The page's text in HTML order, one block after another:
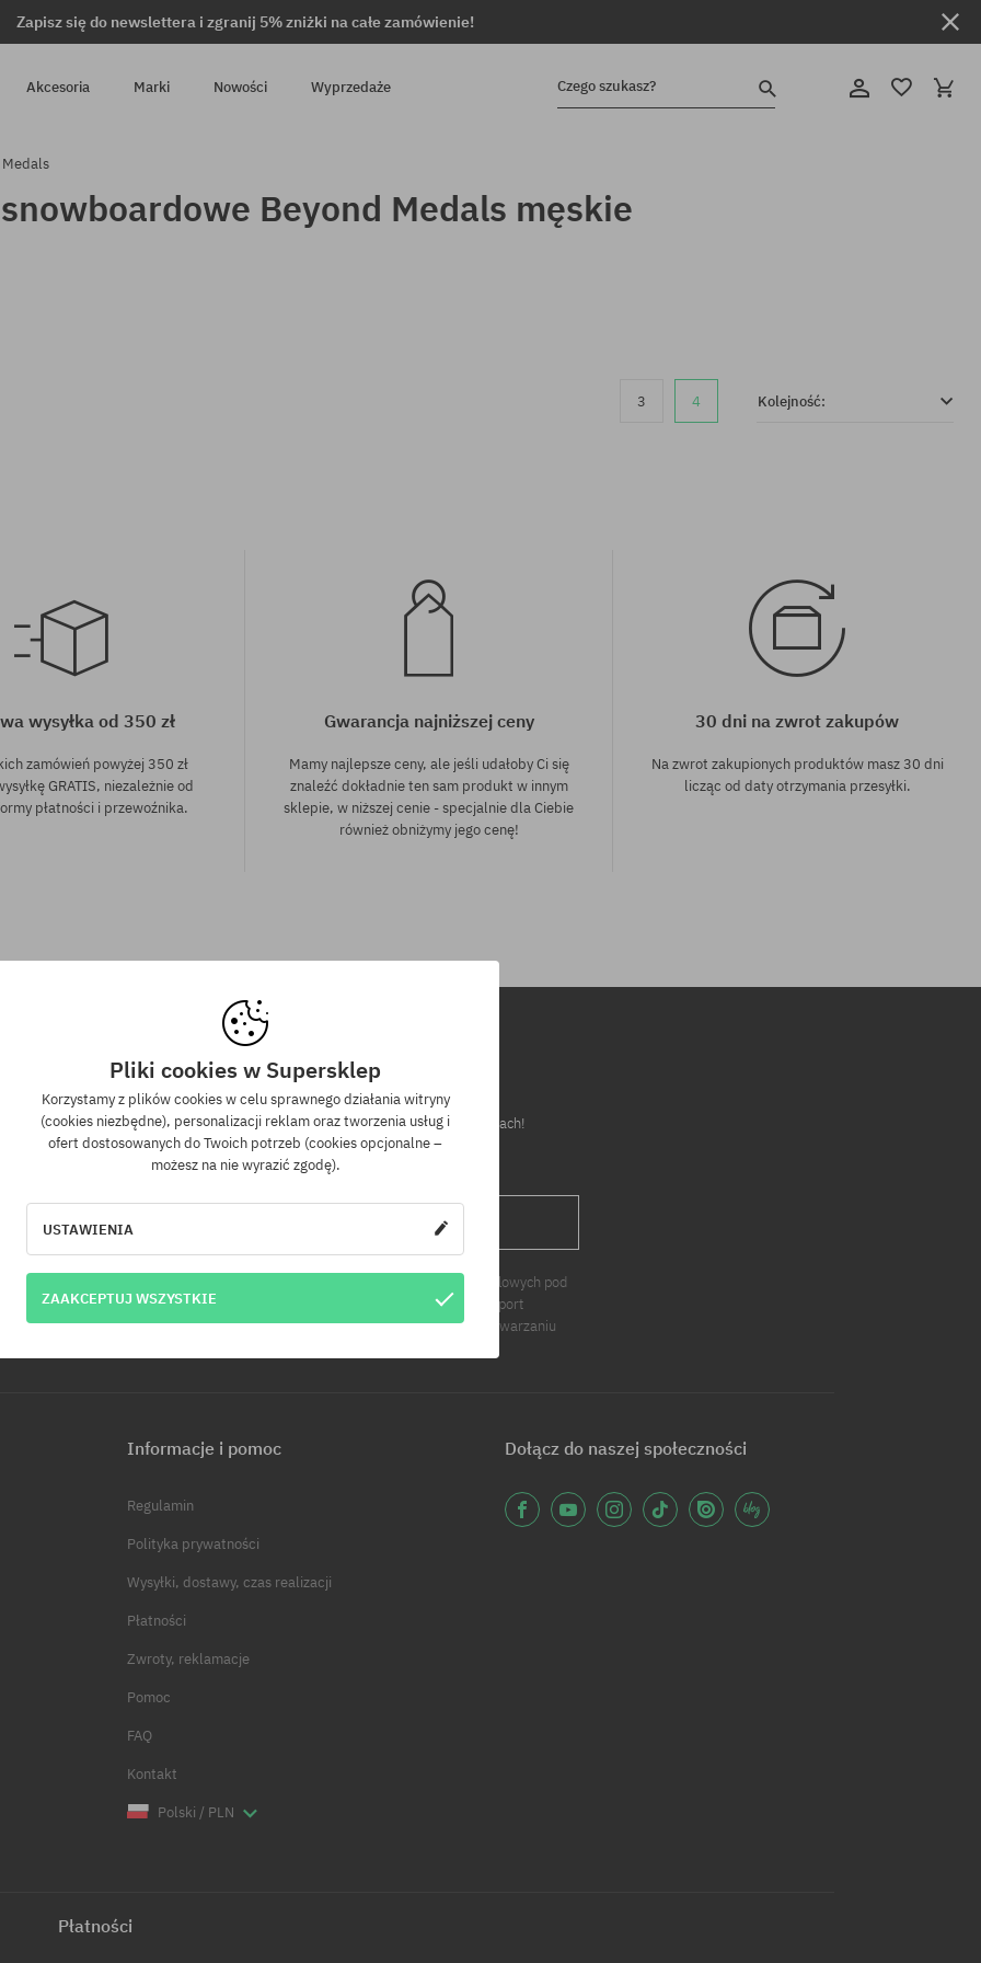
Zapisz się do newslettera i zgranij 5% zniżki na całe zamówienie!
Akcesoria Marki Nowości Wyprzedaże Czego szukasz?
Medals
Beyond Medals męskie
3 4 Kolejność:
wysyłka od 350 zł
zamówień powyżej 350 zł
GRATIS, niezależnie od
płatności i przewoźnika.
Gwarancja najniższej ceny
Mamy najlepsze ceny, ale jeśli udałoby Ci się
znaleźć dokładnie ten sam produkt w innym
sklepie, w niższej cenie - specjalnie dla Ciebie
również obniżymy jego cenę!
30 dni na zwrot zakupów
Na zwrot zakupionych produktów masz 30 dni
licząc od daty otrzymania przesyłki.
Newsletter
się do naszego newslettera, a dowiesz się jako pierwszy o nowościach i promocjach!
Dodatkowo otrzymasz kod rabatowy -5% na całe zamówienie!
WYŚLIJ
e-mail jest jednoznaczne z wyrażeniem zgody na otrzymywanie informacji handlowych pod
e-mail. Informujemy, że administratorem Twoich danych osobowych jest Cool Sport
z o.o. z siedzibą przy ul. Handlowców 2 w Modlniczce. Dowiedz się więcej o przetwarzaniu
Informacje i pomoc
Regulamin
Polityka prywatności
Wysyłki, dostawy, czas realizacji
Płatności
Zwroty, reklamacje
Pomoc
FAQ
Kontakt
Polski / PLN
Dołącz do naszej społeczności
Płatności
Pliki cookies w Supersklep
Korzystamy z plików cookies w celu sprawnego działania witryny
(cookies niezbędne), personalizacji reklam oraz tworzenia usług i
ofert dostosowanych do Twoich potrzeb (cookies opcjonalne –
możesz na nie wyrazić zgodę).
USTAWIENIA
ZAAKCEPTUJ WSZYSTKIE